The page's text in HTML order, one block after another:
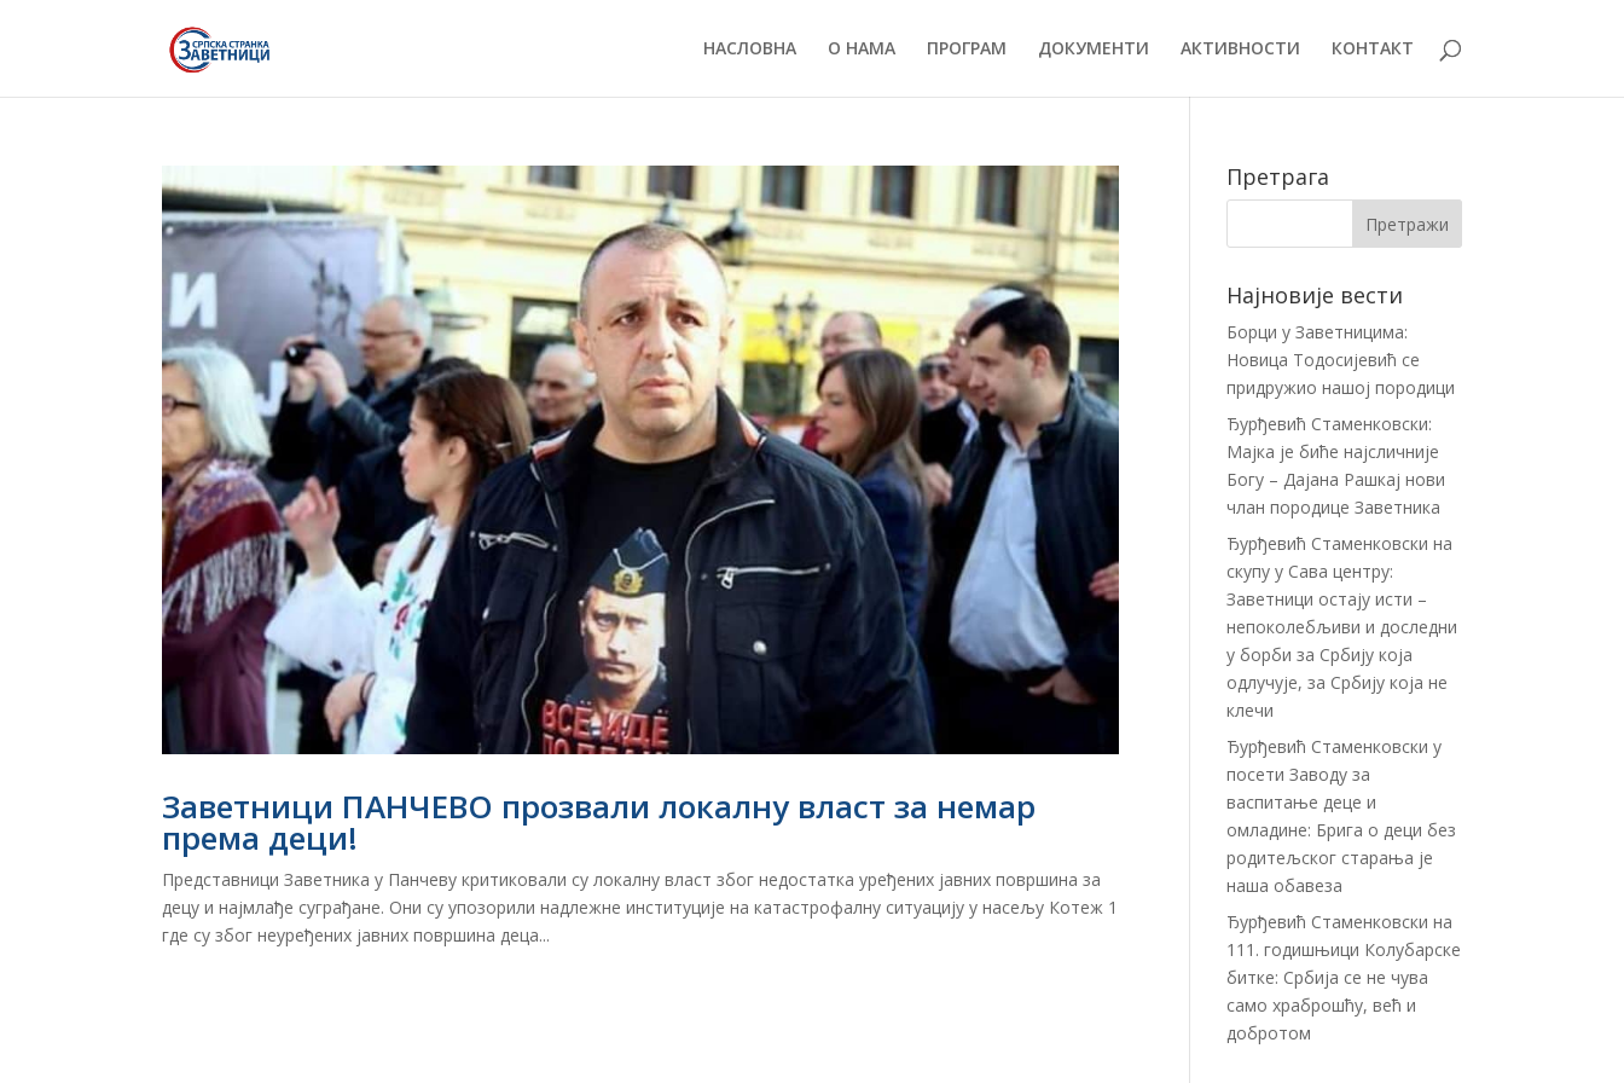
НАСЛОВНА О НАМА ПРОГРАМ ДОКУМЕНТИ АКТИВНОСТИ КОНТАКТ
Заветници ПАНЧЕВО прозвали локалну власт за немар
према деци!
Представници Заветника у Панчеву критиковали су локалну власт због недостатка уређених јавних површина за
децу и најмлађе суграђане. Они су упозорили надлежне институције на катастрофалну ситуацију у насељу Котеж 1
где су због неуређених јавних површина деца...
Претрага
Најновије вести
Борци у Заветницима:
Новица Тодосијевић се
придружио нашој породици
Ђурђевић Стаменковски:
Мајка је биће најсличније
Богу – Дајана Рашкај нови
члан породице Заветника
Ђурђевић Стаменковски на
скупу у Сава центру:
Заветници остају исти –
непоколебљиви и доследни
у борби за Србију која
одлучује, за Србију која не
клечи
Ђурђевић Стаменковски у
посети Заводу за
васпитање деце и
омладине: Брига о деци без
родитељског старања је
наша обавеза
Ђурђевић Стаменковски на
111. годишњици Колубарске
битке: Србија се не чува
само храброшћу, већ и
добротом